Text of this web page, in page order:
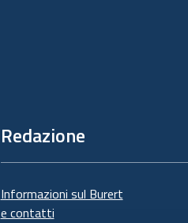
Redazione
Informazioni sul Burert
e contatti